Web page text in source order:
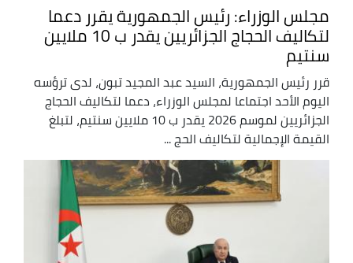
مجلس الوزراء: رئيس الجمهورية يقرر دعما
لتكاليف الحجاج الجزائريين يقدر ب 10 ملايين
سنتيم
قرر رئيس الجمهورية، السيد عبد المجيد تبون، لدى ترؤسه
اليوم الأحد اجتماعا لمجلس الوزراء، دعما لتكاليف الحجاج
الجزائريين لموسم 2026 يقدر ب 10 ملايين سنتيم، لتبلغ
القيمة الإجمالية لتكاليف الحج ...